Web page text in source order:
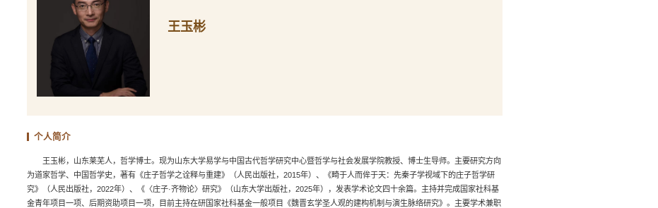
王玉彬
个人简介
王玉彬，山东莱芜人，哲学博士。现为山东大学易学与中国古代哲学研究中心暨哲学与社会发展学院教授、博士生导师。主要研究方向
为道家哲学、中国哲学史，著有《庄子哲学之诠释与重建》（人民出版社，2015年）、《畸于人而侔于天：先秦子学视域下的庄子哲学研
究》（人民出版社，2022年）、《〈庄子·齐物论〉研究》（山东大学出版社，2025年），发表学术论文四十余篇。主持并完成国家社科基
金青年项目一项、后期资助项目一项，目前主持在研国家社科基金一般项目《魏晋玄学圣人观的建构机制与演生脉络研究》。主要学术兼职